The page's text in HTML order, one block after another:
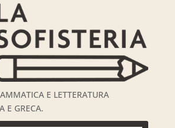
E LETTERATURA
E GRECA.